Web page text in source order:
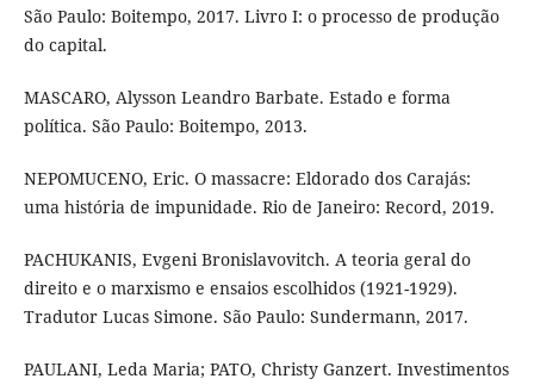
São Paulo: Boitempo, 2017. Livro I: o processo de produção
do capital.
MASCARO, Alysson Leandro Barbate. Estado e forma
política. São Paulo: Boitempo, 2013.
NEPOMUCENO, Eric. O massacre: Eldorado dos Carajás:
uma história de impunidade. Rio de Janeiro: Record, 2019.
PACHUKANIS, Evgeni Bronislavovitch. A teoria geral do
direito e o marxismo e ensaios escolhidos (1921-1929).
Tradutor Lucas Simone. São Paulo: Sundermann, 2017.
PAULANI, Leda Maria; PATO, Christy Ganzert. Investimentos